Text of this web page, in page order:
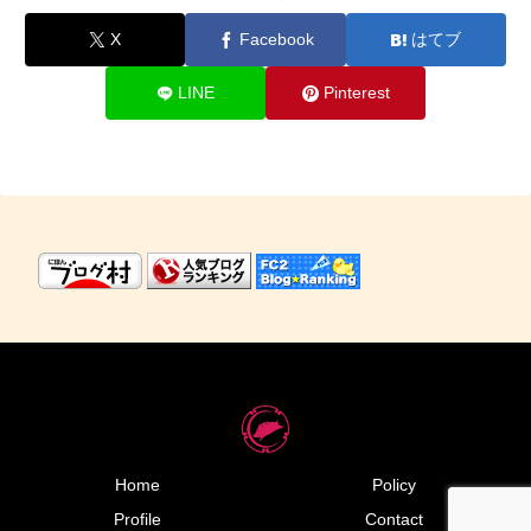
X Facebook はてブ
LINE Pinterest
Home
Policy
Profile
Contact